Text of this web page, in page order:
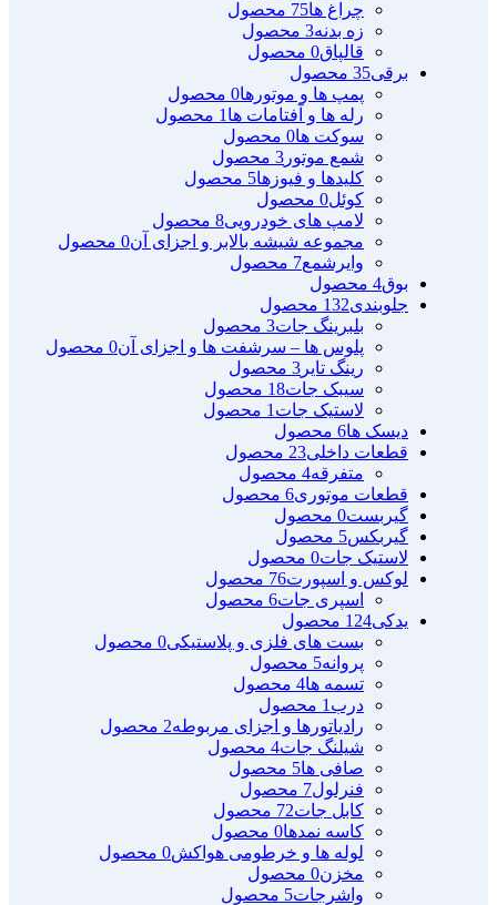
چراغ ها75 محصول
زه بدنه3 محصول
قالپاق0 محصول
برقی35 محصول
پمپ ها و موتورها0 محصول
رله ها و آفتامات ها 1 محصول
سوکت ها0 محصول
شمع موتور 3 محصول
کلیدها و فیوزها5 محصول
کوئل0 محصول
لامپ های خودرویی8 محصول
مجموعه شیشه بالابر و اجزای آن0 محصول
وایرشمع7 محصول
بوق4 محصول
جلوبندی132 محصول
بلبرینگ جات3 محصول
پلوس ها – سرشفت ها و اجزای آن0 محصول
رینگ تایر 3 محصول
سیبک جات18 محصول
لاستیک جات 1 محصول
دیسک ها6 محصول
قطعات داخلی23 محصول
متفرقه4 محصول
قطعات موتوری6 محصول
گیربست0 محصول
گیربکس5 محصول
لاستیک جات0 محصول
لوکس و اسپورت76 محصول
اسپری جات6 محصول
یدکی124 محصول
بست های فلزی و پلاستیکی0 محصول
پروانه5 محصول
تسمه ها4 محصول
درب 1 محصول
رادیاتورها و اجزای مربوطه2 محصول
شیلنگ جات4 محصول
صافی ها5 محصول
فنرلول7 محصول
کابل جات72 محصول
کاسه نمدها0 محصول
لوله ها و خرطومی هواکش0 محصول
مخزن0 محصول
واشرجات5 محصول